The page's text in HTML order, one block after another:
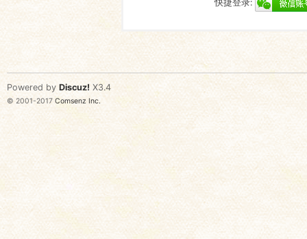
快捷登录:
Powered by Discuz! X3.4
© 2001-2017 Comsenz Inc.